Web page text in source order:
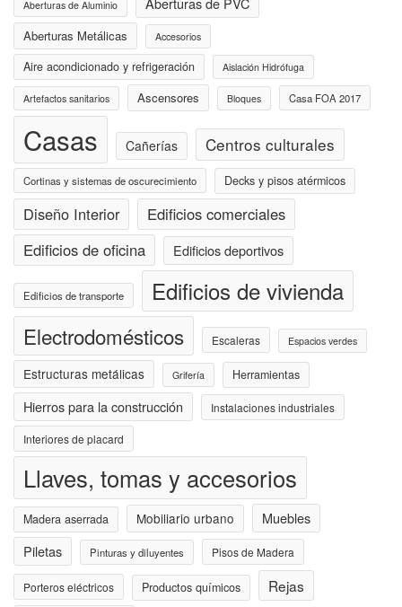
Aberturas de Aluminio
Aberturas Metálicas Accesorios
Aire acondicionado y refrigeración Aislación Hidrófuga
Artefactos sanitarios Ascensores Bloques Casa FOA 2017
Casas Cañerías Centros culturales
Cortinas y sistemas de oscurecimiento Decks y pisos atérmicos
Diseño Interior
Edificios comerciales
Edificios de oficina
Edificios deportivos
Edificios de transporte Edificios de vivienda
Electrodomésticos Escaleras Espacios verdes
Estructuras metálicas Grifería Herramientas
Hierros para la construcción Instalaciones industriales
Interiores de placard
Llaves, tomas y accesorios
Madera aserrada Mobiliario urbano
Muebles
Piletas
Pinturas y diluyentes Pisos de Madera
Porteros eléctricos Productos químicos Rejas